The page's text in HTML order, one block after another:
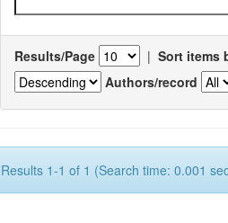
Results/Page | Sort items
Authors/record
Results 1-1 of 1 (Search time: 0.001